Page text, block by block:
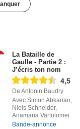
La Bataille de
Gaulle - Partie 2 :
J’écris ton nom
4,5
De Antonin Baudry
Avec Simon Abkarian,
Niels Schneider,
Anamaria Vartolomei
Bande-annonce